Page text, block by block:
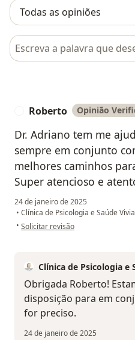
Pesquisar em opiniões
Roberto Opinião
Dr. Adriano tem me
sempre em conjunto
melhores caminhos
Super atencioso e
24 de janeiro de 2025
• Clínica de Psicologia e Saúde
• na opinião do utilizador Roberto
Solicitar revisão
Clínica de Psicologia e
Obrigada Roberto!
disposição para em
for preciso.
24 de janeiro de 2025